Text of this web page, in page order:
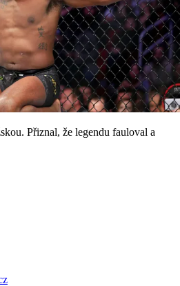
Přiznal, že legendu fauloval a